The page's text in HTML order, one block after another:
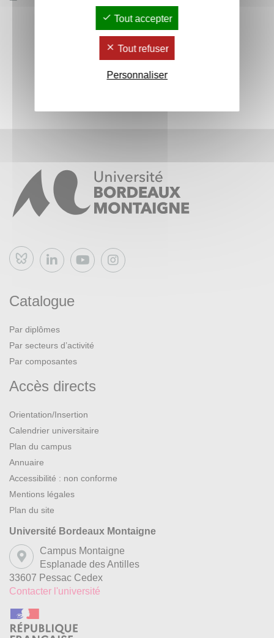
Bluesky
Catalogue
Par diplômes
Par secteurs d’activité
Par composantes
Accès directs
Orientation/Insertion
Calendrier universitaire
Plan du campus
Annuaire
Accessibilité : non conforme
Mentions légales
Plan du site
Université Bordeaux Montaigne
Campus Montaigne
Esplanade des Antilles
33607 Pessac Cedex
Contacter l'université
Tout accepter
Tout refuser
Personnaliser